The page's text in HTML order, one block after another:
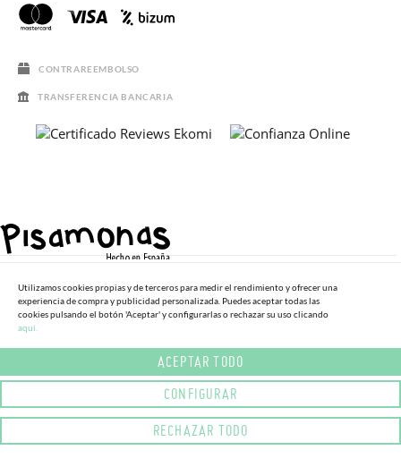
CONTRAREEMBOLSO
TRANSFERENCIA BANCARIA
Política de Cookies
Esenciales
Política de Privacidad
Para mejorar aún más nuestro sitio web, utilizamos cookies
Utilizamos cookies propias y de terceros para medir el rendimiento y ofrecer una
experiencia de compra y publicidad personalizada. Puedes aceptar todas las
cookies pulsando el botón 'Aceptar' y configurarlas o rechazar su uso clicando
aqui.
ACEPTAR TODO
CONFIGURAR
RECHAZAR TODO